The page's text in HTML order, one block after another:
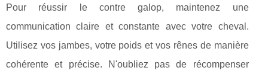
Pour réussir le contre galop, maintenez une
communication claire et constante avec votre cheval.
Utilisez vos jambes, votre poids et vos rênes de manière
cohérente et précise. N'oubliez pas de récompenser